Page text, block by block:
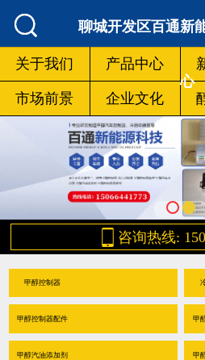
聊城开发区百通新
心


关于我们 产品中心
市场前景 企业文化
 咨询热线:
甲醇控制器
甲醇控制器配件 甲
甲醇汽油添加剂 甲